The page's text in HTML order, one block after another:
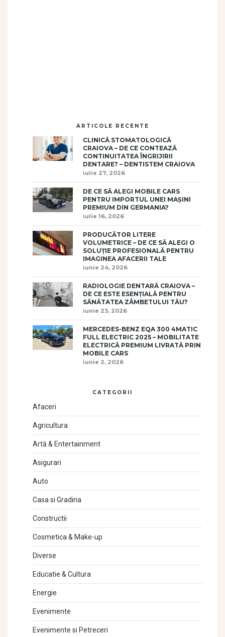
ARTICOLE RECENTE
CLINICĂ STOMATOLOGICĂ
CRAIOVA – DE CE CONTEAZĂ
CONTINUITATEA ÎNGRIJIRII
DENTARE? – DENTISTEM CRAIOVA
iulie 27, 2026
DE CE SĂ ALEGI MOBILE CARS
PENTRU IMPORTUL UNEI MAȘINI
PREMIUM DIN GERMANIA?
iulie 16, 2026
PRODUCĂTOR LITERE
VOLUMETRICE – DE CE SĂ ALEGI O
SOLUȚIE PROFESIONALĂ PENTRU
IMAGINEA AFACERII TALE
iunie 24, 2026
RADIOLOGIE DENTARĂ CRAIOVA –
DE CE ESTE ESENȚIALĂ PENTRU
SĂNĂTATEA ZÂMBETULUI TĂU?
iunie 23, 2026
MERCEDES-BENZ EQA 300 4MATIC
FULL ELECTRIC 2025 – MOBILITATE
ELECTRICĂ PREMIUM LIVRATĂ PRIN
MOBILE CARS
iunie 2, 2026
CATEGORII
Afaceri
Agricultura
Artă & Entertainment
Asigurari
Auto
Casa si Gradina
Constructii
Cosmetica & Make-up
Diverse
Educatie & Cultura
Energie
Evenimente
Evenimente si Petreceri